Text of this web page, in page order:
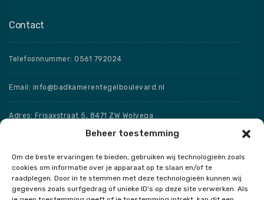
Beheer toestemming
Om de beste ervaringen te bieden, gebruiken wij technologieën zoals
cookies om informatie over je apparaat op te slaan en/of te
raadplegen. Door in te stemmen met deze technologieën kunnen wij
gegevens zoals surfgedrag of unieke ID's op deze site verwerken. Als
Contact
Telefoonnummer: 0561 792024
Email: info@badkamerentegelboulevard.nl
Adres: Frisaxstraat 5, 8471 ZW Wolvega
Speciale openingstijden